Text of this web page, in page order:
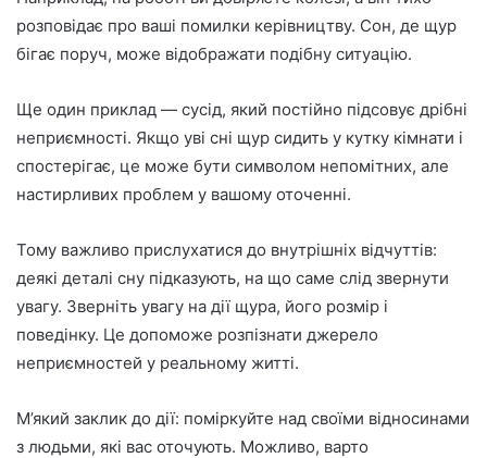
розповідає про ваші помилки керівництву. Сон, де щур
бігає поруч, може відображати подібну ситуацію.
Ще один приклад — сусід, який постійно підсовує дрібні
неприємності. Якщо уві сні щур сидить у кутку кімнати і
спостерігає, це може бути символом непомітних, але
настирливих проблем у вашому оточенні.
Тому важливо прислухатися до внутрішніх відчуттів:
деякі деталі сну підказують, на що саме слід звернути
увагу. Зверніть увагу на дії щура, його розмір і
поведінку. Це допоможе розпізнати джерело
неприємностей у реальному житті.
М’який заклик до дії: поміркуйте над своїми відносинами
з людьми, які вас оточують. Можливо, варто